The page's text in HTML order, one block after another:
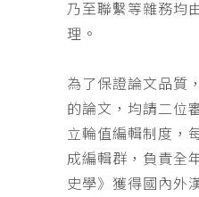
乃至聯繫等雜務均
理。
為了保證論文品質
的論文，均請二位
立輪值編輯制度，
成編輯群，負責全
史學》獲得國內外